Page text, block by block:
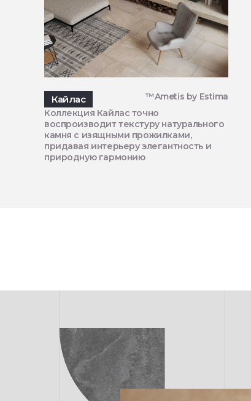
Кайлас
™Ametis by Estima
Коллекция Кайлас точно
воспроизводит текстуру натурального
камня с изящными прожилками,
придавая интерьеру элегантность и
природную гармонию